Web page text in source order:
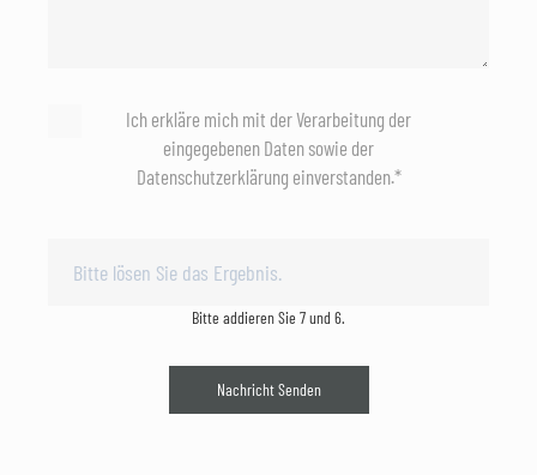
Ich erkläre mich mit der Verarbeitung der
eingegebenen Daten sowie der
Datenschutzerklärung einverstanden.*
Bitte addieren Sie 7 und 6.
Nachricht Senden